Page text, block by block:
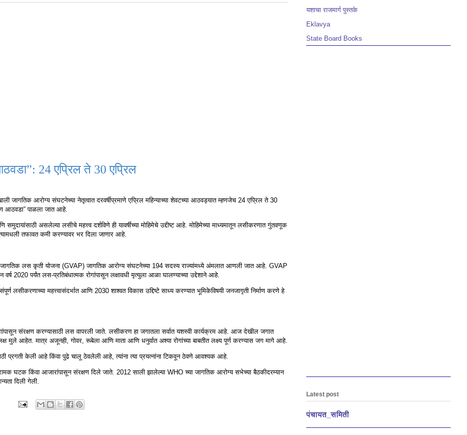
24 एप्रिल ते 30 एप्रिल
जागतिक आरोग्य संघटनेच्या नेतृत्वात दरवर्षीप्रमाणे एप्रिल महिन्याच्या शेवटच्या आठवड्यात म्हणजेच 24 एप्रिल ते 30
आठवडा” पाळला जात आहे.
समुदायांसाठी असलेल्या लसीचे महत्त्व दर्शविणे ही यावर्षीच्या मोहिमेचे उद्दीष्ट आहे. मोहिमेच्या माध्यमातून लसीकरणात गुंतवणूक
तफावत कमी करण्यावर भर दिला जाणार आहे.
जागतिक लस कृती योजना (GVAP) जागतिक आरोग्य संघटनेच्या 194 सदस्य राज्यांमध्ये अंमलात आणली जात आहे. GVAP
2020 पर्यंत लस-प्रतिबंधात्मक रोगांपासून लक्षावधी मृत्युला आळा घालण्याच्या उद्देशाने आहे.
लसीकरणाच्या महत्त्वासंदर्भात आणि 2030 शाश्वत विकास उद्दिष्टे साध्य करण्यात भूमिकेविषयी जनजागृती निर्माण करणे हे
संरक्षण करण्यासाठी लस वापरली जाते. लसीकरण हा जगातला सर्वात यशस्वी कार्यक्रम आहे. आज देखील जगात
मुले आहेत. मात्र अजूनही, गोवर, रूबेला आणि माता आणि धनुर्वात अश्या रोगांच्या बाबतीत लक्ष्य पूर्ण करण्यास जग मागे आहे.
प्रगती केली आहे किंवा पुढे चालू ठेवलेली आहे, त्यांना त्या प्रयत्नांना टिकवून ठेवणे आवश्यक आहे.
घटक किंवा आजारांपासून संरक्षण दिले जाते. 2012 साली झालेल्या WHO च्या जागतिक आरोग्य सभेच्या बैठकीदरम्यान
दिली गेली.
यशाचा राजमार्ग पुस्तके
Eklavya
State Board Books
Latest post
पंचायत_समिती